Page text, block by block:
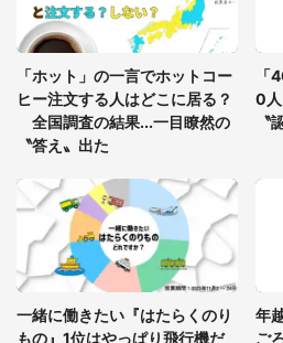
「孫にあげると思っ
真夏の山道で見知らぬ
（山口県・30代女性）
「ホット」の一言でホットコー
ヒー注文する人はどこに居る？
全国調査の結果...一目瞭然の
〝答え〟出た
0
〝
一緒に働きたい『はたらくのり
もの』1位はやっぱり飛行機だ
年
ご